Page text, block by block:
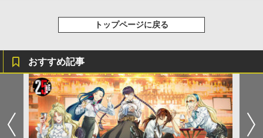
トップページに戻る
おすすめ記事